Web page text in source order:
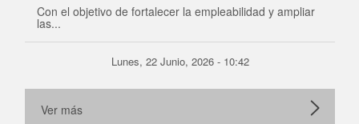
Con el objetivo de fortalecer la empleabilidad y ampliar
las...
Lunes, 22 Junio, 2026 - 10:42
Ver más